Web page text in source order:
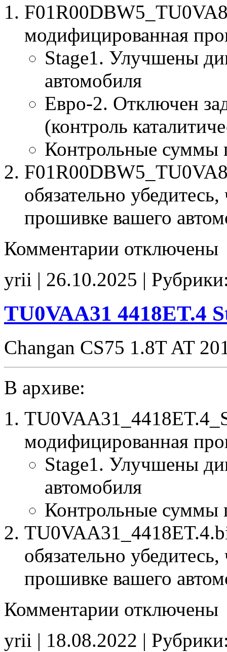
модифицированная
Stage1. Улучшены
автомобиля
Евро-2. Отключен
(контроль
Контрольные суммы
обязательно
прошивке вашего
Комментарии записи
Stage1
E2
отключены
yrii | 26.10.2025 |
TU0VAA31 4418ET.4
Changan CS75 1.8T AT
В архиве:
модифицированная
Stage1. Улучшены
автомобиля
Контрольные суммы
обязательно
прошивке вашего
Комментарии записи
Stage1
CHK(ok)
отключены
yrii | 18.08.2022 |